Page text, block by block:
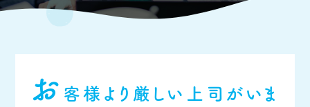
お 客様より厳しい上司がいま